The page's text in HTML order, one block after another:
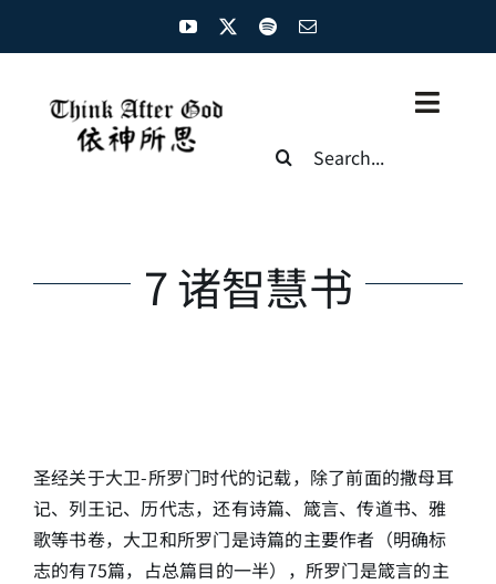
圣经解析
简介
Search
7 诸智慧书
圣经关于大卫-所罗门时代的记载，除了前面的撒母耳
记、列王记、历代志，还有诗篇、箴言、传道书、雅
歌等书卷，大卫和所罗门是诗篇的主要作者（明确标
志的有75篇，占总篇目的一半），所罗门是箴言的主